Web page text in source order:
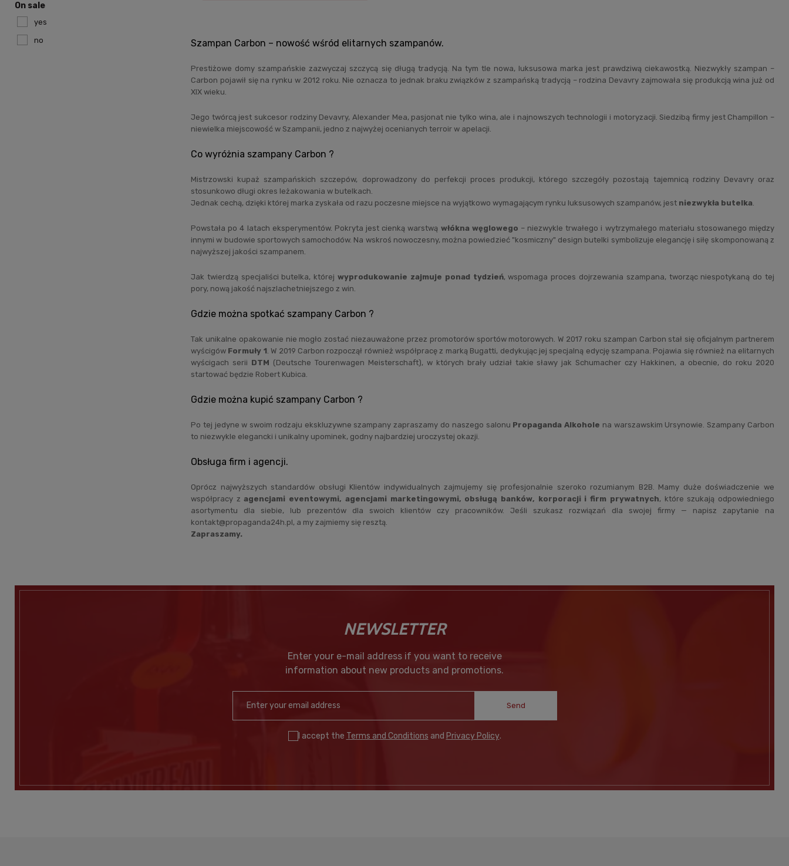
On sale
yes
no Szampan Carbon – nowość wśród elitarnych szampanów.
Prestiżowe domy szampańskie zazwyczaj szczycą się długą tradycją. Na tym tle nowa, luksusowa marka jest prawdziwą ciekawostką. Niezwykły szampan –
Carbon pojawił się na rynku w 2012 roku. Nie oznacza to jednak braku związków z szampańską tradycją – rodzina Devavry zajmowała się produkcją wina już od
XIX wieku.
Jego twórcą jest sukcesor rodziny Devavry, Alexander Mea, pasjonat nie tylko wina, ale i najnowszych technologii i motoryzacji. Siedzibą firmy jest Champillon –
niewielka miejscowość w Szampanii, jedno z najwyżej ocenianych terroir w apelacji.
Co wyróżnia szampany Carbon ?
Mistrzowski kupaż szampańskich szczepów, doprowadzony do perfekcji proces produkcji, którego szczegóły pozostają tajemnicą rodziny Devavry oraz
stosunkowo długi okres leżakowania w butelkach.
Jednak cechą, dzięki której marka zyskała od razu poczesne miejsce na wyjątkowo wymagającym rynku luksusowych szampanów, jest niezwykła butelka
Powstała po 4 latach eksperymentów. Pokryta jest cienką warstwą włókna węglowego – niezwykle trwałego i wytrzymałego materiału stosowanego między
innymi w budowie sportowych samochodów. Na wskroś nowoczesny, można powiedzieć "kosmiczny" design butelki symbolizuje elegancję i siłę skomponowaną z
najwyższej jakości szampanem.
Jak twierdzą specjaliści butelka, którejwyprodukowanie zajmuje ponad tydzień, wspomaga proces dojrzewania szampana, tworząc niespotykaną do tej
pory, nową jakość najszlachetniejszego z win.
Gdzie można spotkać szampany Carbon ?
Tak unikalne opakowanie nie mogło zostać niezauważone przez promotorów sportów motorowych. W 2017 roku szampan Carbon stał się oficjalnym partnerem
wyścigów Formuły 1 . W 2019 Carbon rozpoczął również współpracę z marką Bugatti, dedykując jej specjalną edycję szampana. Pojawia się również na elitarnych
wyścigach serii DTM (Deutsche Tourenwagen Meisterschaft), w których brały udział takie sławy jak Schumacher czy Hakkinen, a obecnie, do roku 2020
startować będzie Robert Kubica.
Gdzie można kupić szampany Carbon ?
Po tej jedyne w swoim rodzaju ekskluzywne szampany zapraszamy do naszego salonu Propaganda Alkohole na warszawskim Ursynowie. Szampany Carbon
to niezwykle elegancki i unikalny upominek, godny najbardziej uroczystej okazji.
Obsługa firm i agencji.
Oprócz najwyższych standardów obsługi Klientów indywidualnych zajmujemy się profesjonalnie szeroko rozumianym B2B. Mamy duże doświadczenie we
współpracy zagencjami eventowymi, agencjami marketingowymi, obsługą banków, korporacji i firm prywatnych, które szukają odpowiedniego
asortymentu dla siebie, lub prezentów dla swoich klientów czy pracowników. Jeśli szukasz rozwiązań dla swojej firmy — napisz zapytanie na
kontakt@propaganda24h.pl, a my zajmiemy się resztą.
Zapraszamy.
NEWSLETTER
Enter your e-mail address if you want to receive
information about new products and promotions.
Send
I accept the Terms and Conditions and Privacy Policy.